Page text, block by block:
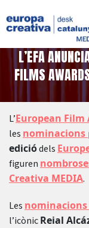
L’EFA
FILMS
L’European Film
les nominacions
ediciódels
figuren
Creativa MEDIA.
Les nominacions
l’icònicReial